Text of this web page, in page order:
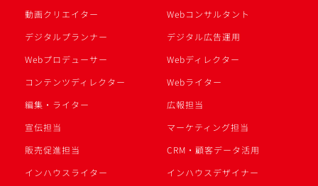
動画クリエイター
Webコンサルタント
デジタルプランナー
デジタル広告運用
Webプロデューサー
Webディレクター
コンテンツディレクター
Webライター
編集・ライター
広報担当
宣伝担当
マーケティング担当
販売促進担当
CRM・顧客データ活用
インハウスライター
インハウスデザイナー